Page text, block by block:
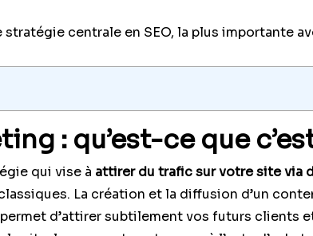
centrale en SEO, la plus importante
: qu’est-ce que
qui vise à attirer du trafic sur votre site via
La création et la diffusion d’un
d’attirer subtilement vos futurs clients